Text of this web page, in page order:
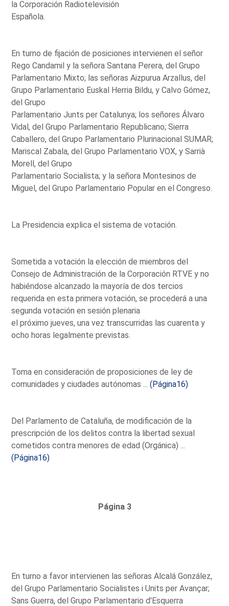
la Corporación Radiotelevisión
Española.
En turno de fijación de posiciones intervienen el señor
Rego Candamil y la señora Santana Perera, del Grupo
Parlamentario Mixto; las señoras Aizpurua Arzallus, del
Grupo Parlamentario Euskal Herria Bildu, y Calvo Gómez,
del Grupo
Parlamentario Junts per Catalunya; los señores Álvaro
Vidal, del Grupo Parlamentario Republicano; Sierra
Caballero, del Grupo Parlamentario Plurinacional SUMAR;
Mariscal Zabala, del Grupo Parlamentario VOX, y Sarrià
Morell, del Grupo
Parlamentario Socialista; y la señora Montesinos de
Miguel, del Grupo Parlamentario Popular en el Congreso.
La Presidencia explica el sistema de votación.
Sometida a votación la elección de miembros del
Consejo de Administración de la Corporación RTVE y no
habiéndose alcanzado la mayoría de dos tercios
requerida en esta primera votación, se procederá a una
segunda votación en sesión plenaria
el próximo jueves, una vez transcurridas las cuarenta y
ocho horas legalmente previstas.
Toma en consideración de proposiciones de ley de
comunidades y ciudades autónomas ...(Página16)
Del Parlamento de Cataluña, de modificación de la
prescripción de los delitos contra la libertad sexual
cometidos contra menores de edad (Orgánica) ...
(Página16)
Página 3
En turno a favor intervienen las señoras Alcalá González,
del Grupo Parlamentario Socialistes i Units per Avançar;
Sans Guerra, del Grupo Parlamentario d'Esquerra